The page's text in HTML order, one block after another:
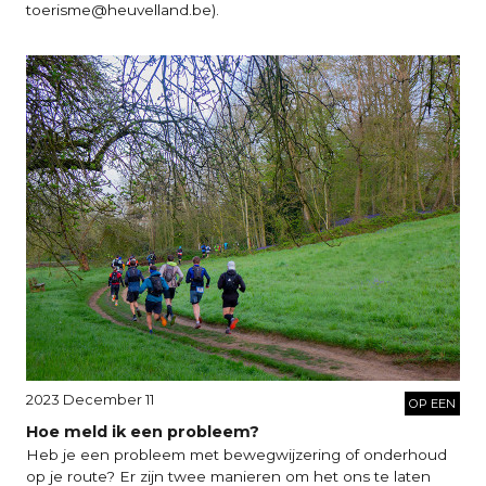
toerisme@heuvelland.be).
2023 December 11 OP EEN
Hoe meld ik een probleem?
Heb je een probleem met bewegwijzering of onderhoud
op je route? Er zijn twee manieren om het ons te laten